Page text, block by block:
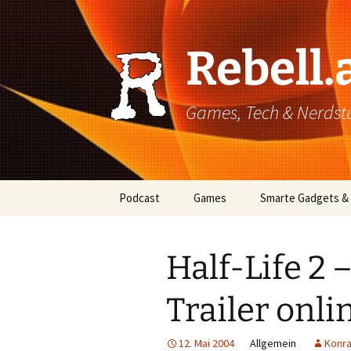
Games, Tech &
Podcast Games
Xbox
PlayStation
Mobile
Smarte Gadgets &
Half-Life 2
Trailer
12. Mai 2004 Allgemein